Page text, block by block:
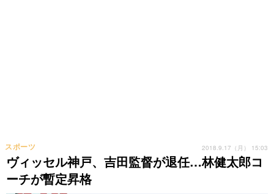
ヴィッセル神戸、吉田監督が退任…林健太郎コ
ーチが暫定昇格
スポーツ 2018.9.17（月） 15:03